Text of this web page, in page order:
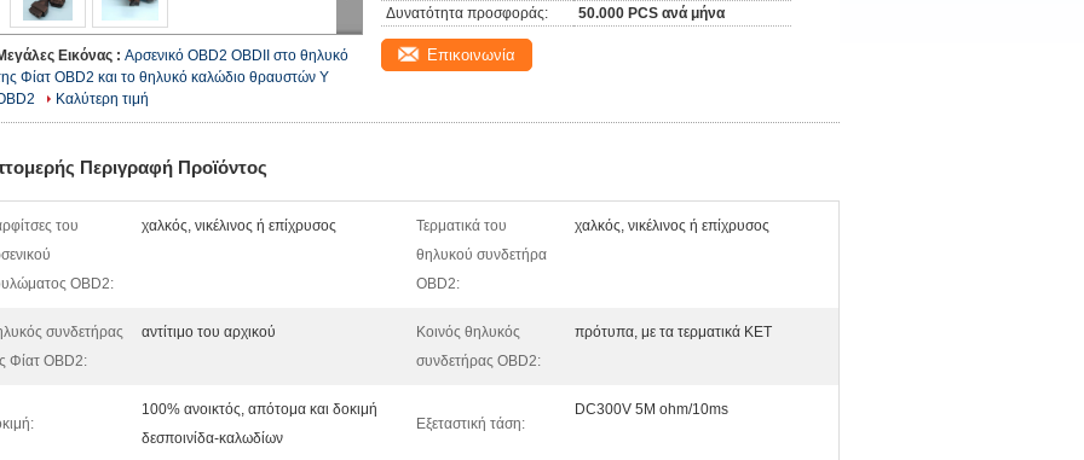
Εικόνας : Αρσενικό OBD2 OBDII στο θηλυκό
Φίατ OBD2 και το θηλυκό καλώδιο θραυστών Υ
Καλύτερη τιμή
Δυνατότητα προσφοράς:
50.000 PCS ανά μήνα
Επικοινωνία
Περιγραφή Προϊόντος
του
OBD2:
χαλκός, νικέλινος ή επίχρυσος
Τερματικά του
θηλυκού συνδετήρα
OBD2:
χαλκός, νικέλινος ή επίχρυσος
συνδετήρας
Φίατ OBD2:
αντίτιμο του αρχικού
Κοινός θηλυκός
συνδετήρας OBD2:
πρότυπα, με τα τερματικά KET
100% ανοικτός, απότομα και δοκιμή
δεσποινίδα-καλωδίων
Εξεταστική τάση:
DC300V 5M ohm/10ms